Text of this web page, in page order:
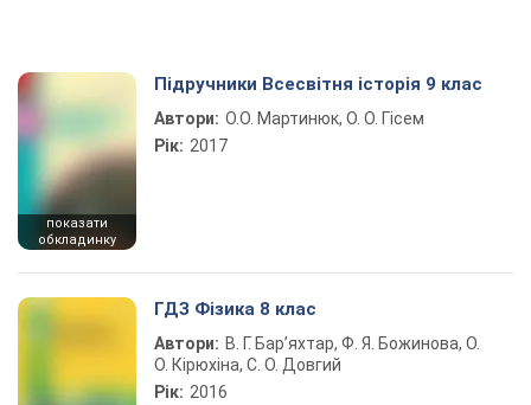
показати
обкладинку
Підручники Всесвітня історія 9 клас
Автори: О.О. Мартинюк, О. О. Гісем
Рік: 2017
ГДЗ Фізика 8 клас
Автори: В. Г. Бар’яхтар, Ф. Я. Божинова, О.
О. Кірюхіна, С. О. Довгий
Рік: 2016